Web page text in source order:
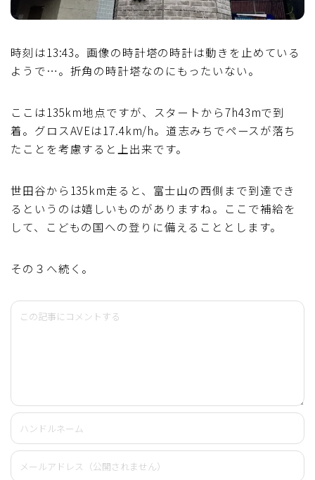
時刻は13:43。画像の時計塔の時計は動きを止めている
ようで…。折角の時計塔なのにもったいない。
ここは135km地点ですが、スタートから7h43mで到
着。グロスAVEは17.4km/h。道志みちでペースが落ち
たことを考慮すると上出来です。
世田谷から135km走ると、富士山の西側まで到達でき
るというのは嬉しいものがありますね。ここで補給を
して、こどもの国への登りに備えることとします。
その３へ続く。